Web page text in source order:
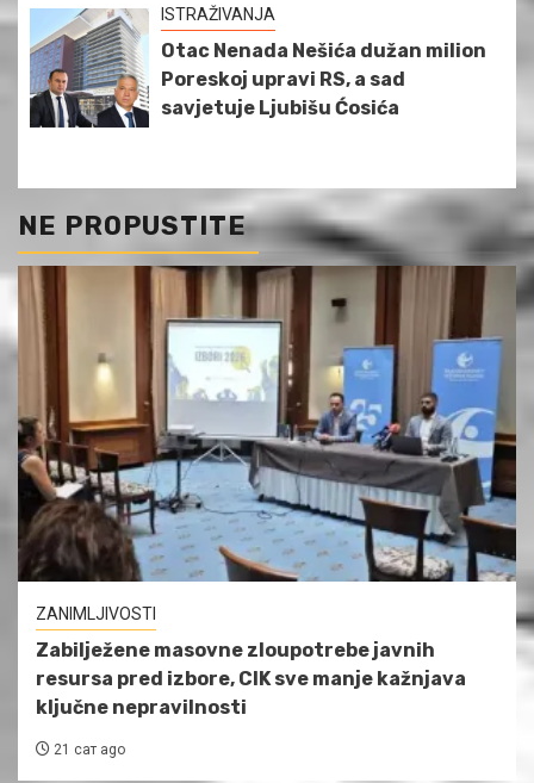
ISTRAŽIVANJA
Otac Nenada Nešića dužan milion
Poreskoj upravi RS, a sad
savjetuje Ljubišu Ćosića
NE PROPUSTITE
ZANIMLJIVOSTI
Zabilježene masovne zloupotrebe javnih
resursa pred izbore, CIK sve manje kažnjava
ključne nepravilnosti
21 сат ago